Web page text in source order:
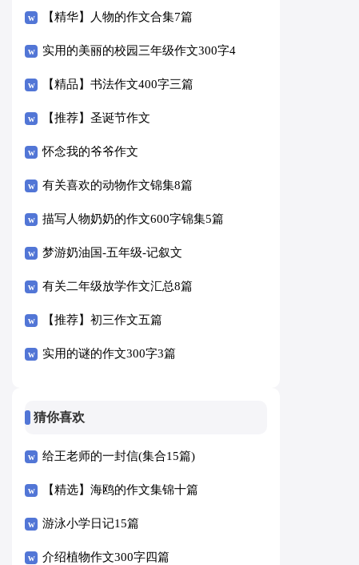
【精华】人物的作文合集7篇
实用的美丽的校园三年级作文300字4
篇
【精品】书法作文400字三篇
【推荐】圣诞节作文
怀念我的爷爷作文
有关喜欢的动物作文锦集8篇
描写人物奶奶的作文600字锦集5篇
梦游奶油国-五年级-记叙文
有关二年级放学作文汇总8篇
【推荐】初三作文五篇
实用的谜的作文300字3篇
猜你喜欢
给王老师的一封信(集合15篇)
【精选】海鸥的作文集锦十篇
游泳小学日记15篇
介绍植物作文300字四篇